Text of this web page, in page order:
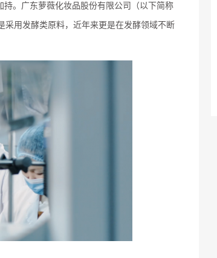
。 广东萝薇化妆品股份有限公司（以下简称
采用发酵类原料，近年来更是在发酵领域不断